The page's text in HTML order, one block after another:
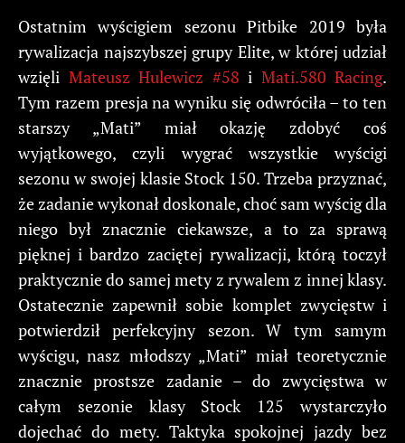
Ostatnim wyścigiem sezonu Pitbike 2019 była
rywalizacja najszybszej grupy Elite, w której udział
wzięli Mateusz Hulewicz #58 i Mati.580 Racing.
Tym razem presja na wyniku się odwróciła – to ten
starszy „Mati” miał okazję zdobyć coś
wyjątkowego, czyli wygrać wszystkie wyścigi
sezonu w swojej klasie Stock 150. Trzeba przyznać,
że zadanie wykonał doskonale, choć sam wyścig dla
niego był znacznie ciekawsze, a to za sprawą
pięknej i bardzo zaciętej rywalizacji, którą toczył
praktycznie do samej mety z rywalem z innej klasy.
Ostatecznie zapewnił sobie komplet zwycięstw i
potwierdził perfekcyjny sezon. W tym samym
wyścigu, nasz młodszy „Mati” miał teoretycznie
znacznie prostsze zadanie – do zwycięstwa w
całym sezonie klasy Stock 125 wystarczyło
dojechać do mety. Taktyka spokojnej jazdy bez